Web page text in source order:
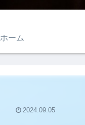
ホーム
2024.09.05